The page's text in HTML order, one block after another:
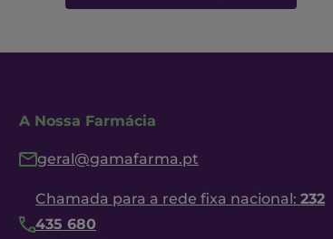
A Nossa Farmácia
geral@gamafarma.pt
Chamada para a rede fixa nacional: 232
435 680